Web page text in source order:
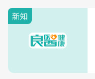
新知